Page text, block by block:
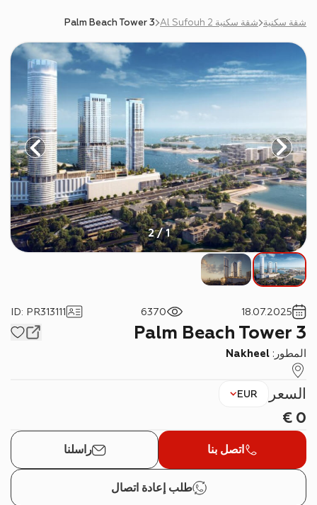
شقة سكنية شقة سكنية Al Sufouh 2 Palm Beach Tower 3
1 / 2
Palm Beach Tower 3
المطور: Nakheel
18.07.2025
6370
ID: PR313111
السعر EUR
€ 0
اتصل بنا راسلنا
طلب إعادة اتصال